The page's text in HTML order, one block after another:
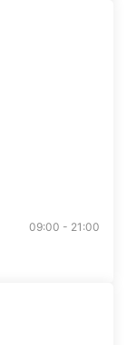
09:00 - 21:00